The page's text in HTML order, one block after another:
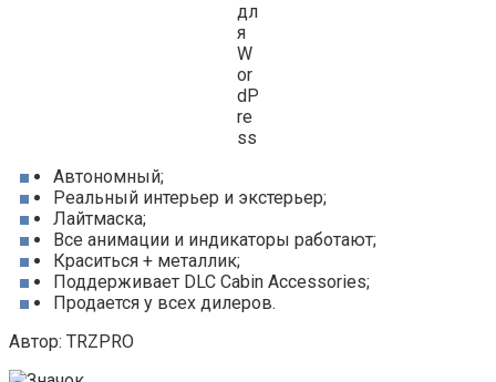
Автономный;
Реальный интерьер и экстерьер;
Лайтмаска;
Все анимации и индикаторы работают;
Краситься + металлик;
Поддерживает DLC Cabin Accessories;
Продается у всех дилеров.
Автор: TRZPRO